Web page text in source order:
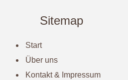
Sitemap
Start
Über uns
Kontakt & Impressum